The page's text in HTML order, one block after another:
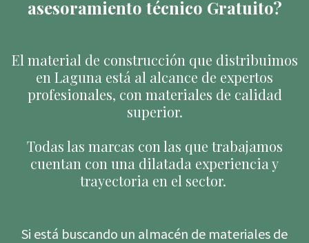
asesoramiento técnico Gratuito?
El material de construcción que distribuimos
en Laguna está al alcance de expertos
profesionales, con materiales de calidad
superior.
Todas las marcas con las que trabajamos
cuentan con una dilatada experiencia y
trayectoria en el sector.
Si está buscando un almacén de materiales de